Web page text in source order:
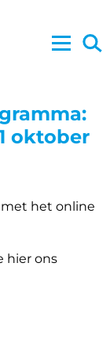
oktober
met het online
hier ons